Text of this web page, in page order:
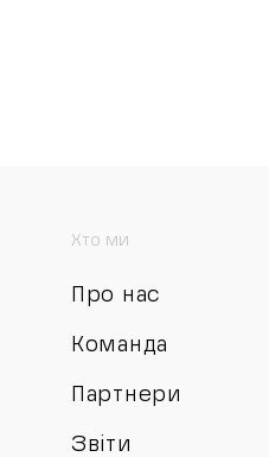
Хто ми
Про нас
Команда
Партнери
Звіти